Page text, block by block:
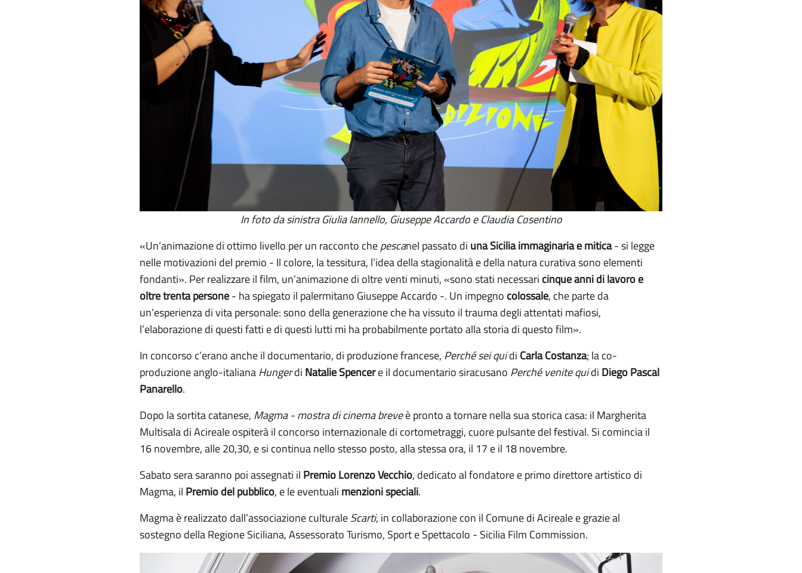
In foto da sinistra Giulia Iannello, Giuseppe Accardo e Claudia Cosentino
«Un’animazione di ottimo livello per un racconto chepescanel passato di una Sicilia immaginaria e mitica- si legge
nelle motivazioni del premio - Il colore, la tessitura, l’idea della stagionalità e della natura curativa sono elementi
fondanti». Per realizzare il film, un’animazione di oltre venti minuti, «sono stati necessari cinque anni di lavoro e
oltre trenta persone- ha spiegato il palermitano Giuseppe Accardo -. Un impegno colossale, che parte da
un’esperienza di vita personale: sono della generazione che ha vissuto il trauma degli attentati mafiosi,
l’elaborazione di questi fatti e di questi lutti mi ha probabilmente portato alla storia di questo film».
In concorso c’erano anche il documentario, di produzione francese, Perché sei quidi Carla Costanza; la co-
produzione anglo-italianaHungerdi Natalie Spencere il documentario siracusano Perché venite quidi Diego Pascal
Panarello.
Dopo la sortita catanese, Magma - mostra di cinema breveè pronto a tornare nella sua storica casa: il Margherita
Multisala di Acireale ospiterà il concorso internazionale di cortometraggi, cuore pulsante del festival. Si comincia il
16 novembre, alle 20,30, e si continua nello stesso posto, alla stessa ora, il 17 e il 18 novembre.
Sabato sera saranno poi assegnati il Premio Lorenzo Vecchio, dedicato al fondatore e primo direttore artistico di
Magma, il Premio del pubblico, e le eventuali menzioni speciali.
Magma è realizzato dall’associazione culturaleScarti, in collaborazione con il Comune di Acireale e grazie al
sostegno della Regione Siciliana, Assessorato Turismo, Sport e Spettacolo - Sicilia Film Commission.